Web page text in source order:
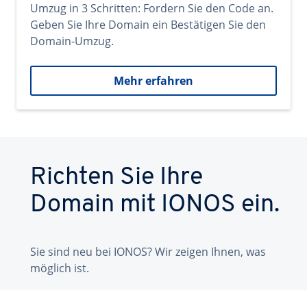
Umzug in 3 Schritten: Fordern Sie den Code an.
Geben Sie Ihre Domain ein Bestätigen Sie den
Domain-Umzug.
Mehr erfahren
Richten Sie Ihre
Domain mit IONOS ein.
Sie sind neu bei IONOS? Wir zeigen Ihnen, was
möglich ist.